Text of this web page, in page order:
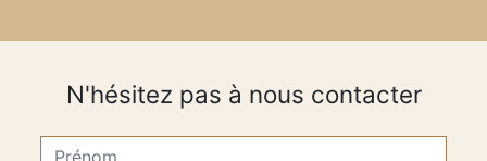
N'hésitez pas à nous contacter